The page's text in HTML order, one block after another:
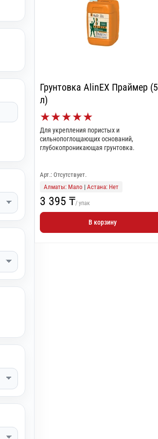
Грунтовка AlinEX Праймер (5
л)
★★★★★
Для укрепления пористых и
сильнопоглощающих оснований,
глубокопроникающая грунтовка.
Арт.: Отсутствует.
Алматы: Мало | Астана: Нет
3 395 ₸/ упак
В корзину